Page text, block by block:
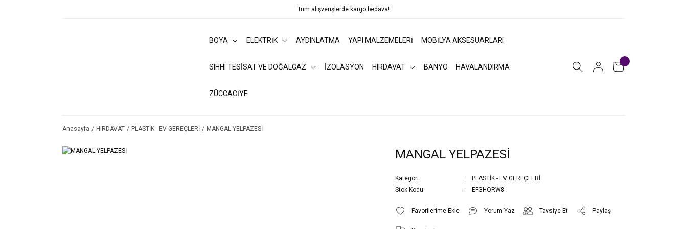
Tüm alışverişlerde kargo bedava!
BOYA ELEKTRİK AYDINLATMA YAPI MALZEMELERİ MOBİLYA AKSESUARLARI
SIHHI TESİSAT VE DOĞALGAZ İZOLASYON HIRDAVAT BANYO HAVALANDIRMA
ZÜCCACİYE
Anasayfa HIRDAVAT PLASTİK - EV GEREÇLERİ MANGAL YELPAZESİ
MANGAL YELPAZESİ
Kategori
PLASTİK - EV GEREÇLERİ
Stok Kodu
EFGHQRW8
Yorum Yaz Tavsiye Et Paylaş